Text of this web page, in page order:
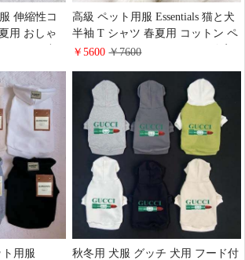
伸縮性コ
用 おしゃ
ウェア 小
高級 ペット用服 Essentials 猫と犬
半袖 T シャツ 春夏用 コットン ペ
ットウェア エッセンシャルズ 字
ツ カジュアル おしゃれ
￥5600￥7600
用服
秋冬用 犬服 グッチ 犬用 フード付